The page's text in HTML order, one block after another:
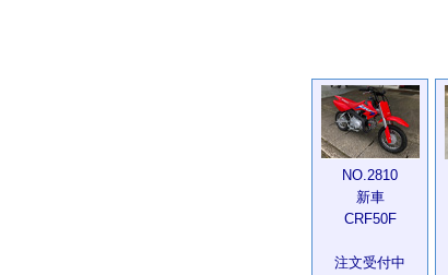
NO.2810
新車
CRF50F
注文受付中